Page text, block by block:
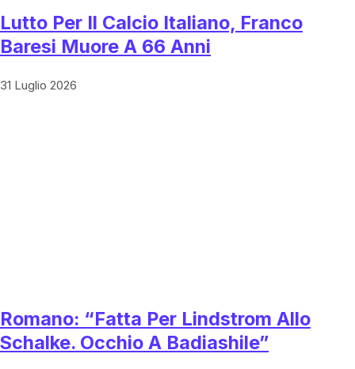
Lutto Per Il Calcio Italiano, Franco
Baresi Muore A 66 Anni
31 Luglio 2026
Romano: “Fatta Per Lindstrom Allo
Schalke. Occhio A Badiashile”